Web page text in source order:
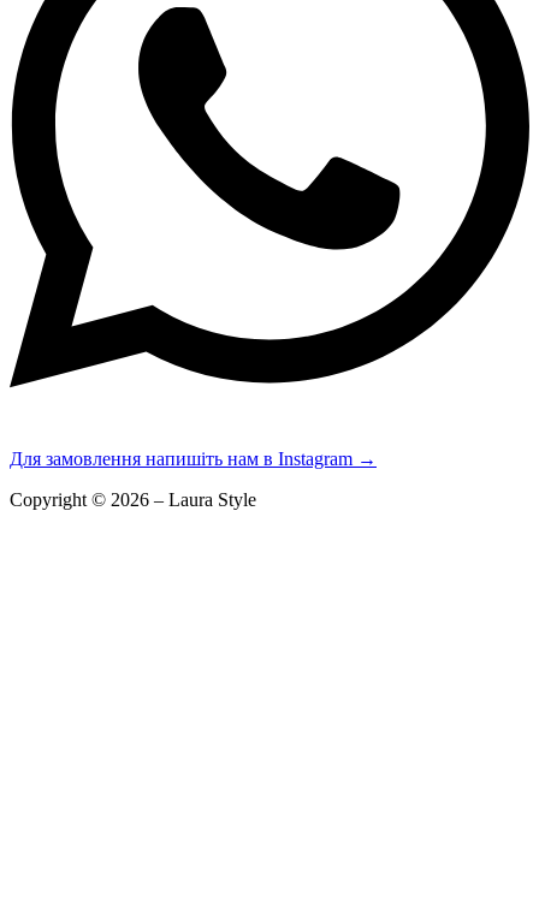
Для замовлення напишіть нам в Instagram →
Copyright © 2026 – Laura Style